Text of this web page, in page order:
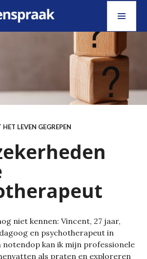
HET LEVEN GEGREPEN
niet kennen: Vincent, 27 jaar,
en psychotherapeut in
notendop kan ik mijn professionele
als praten en exploreren